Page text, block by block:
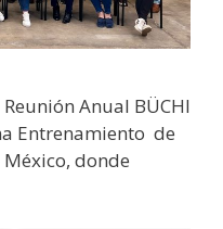
Anual BÜCHI
Entrenamiento de
donde